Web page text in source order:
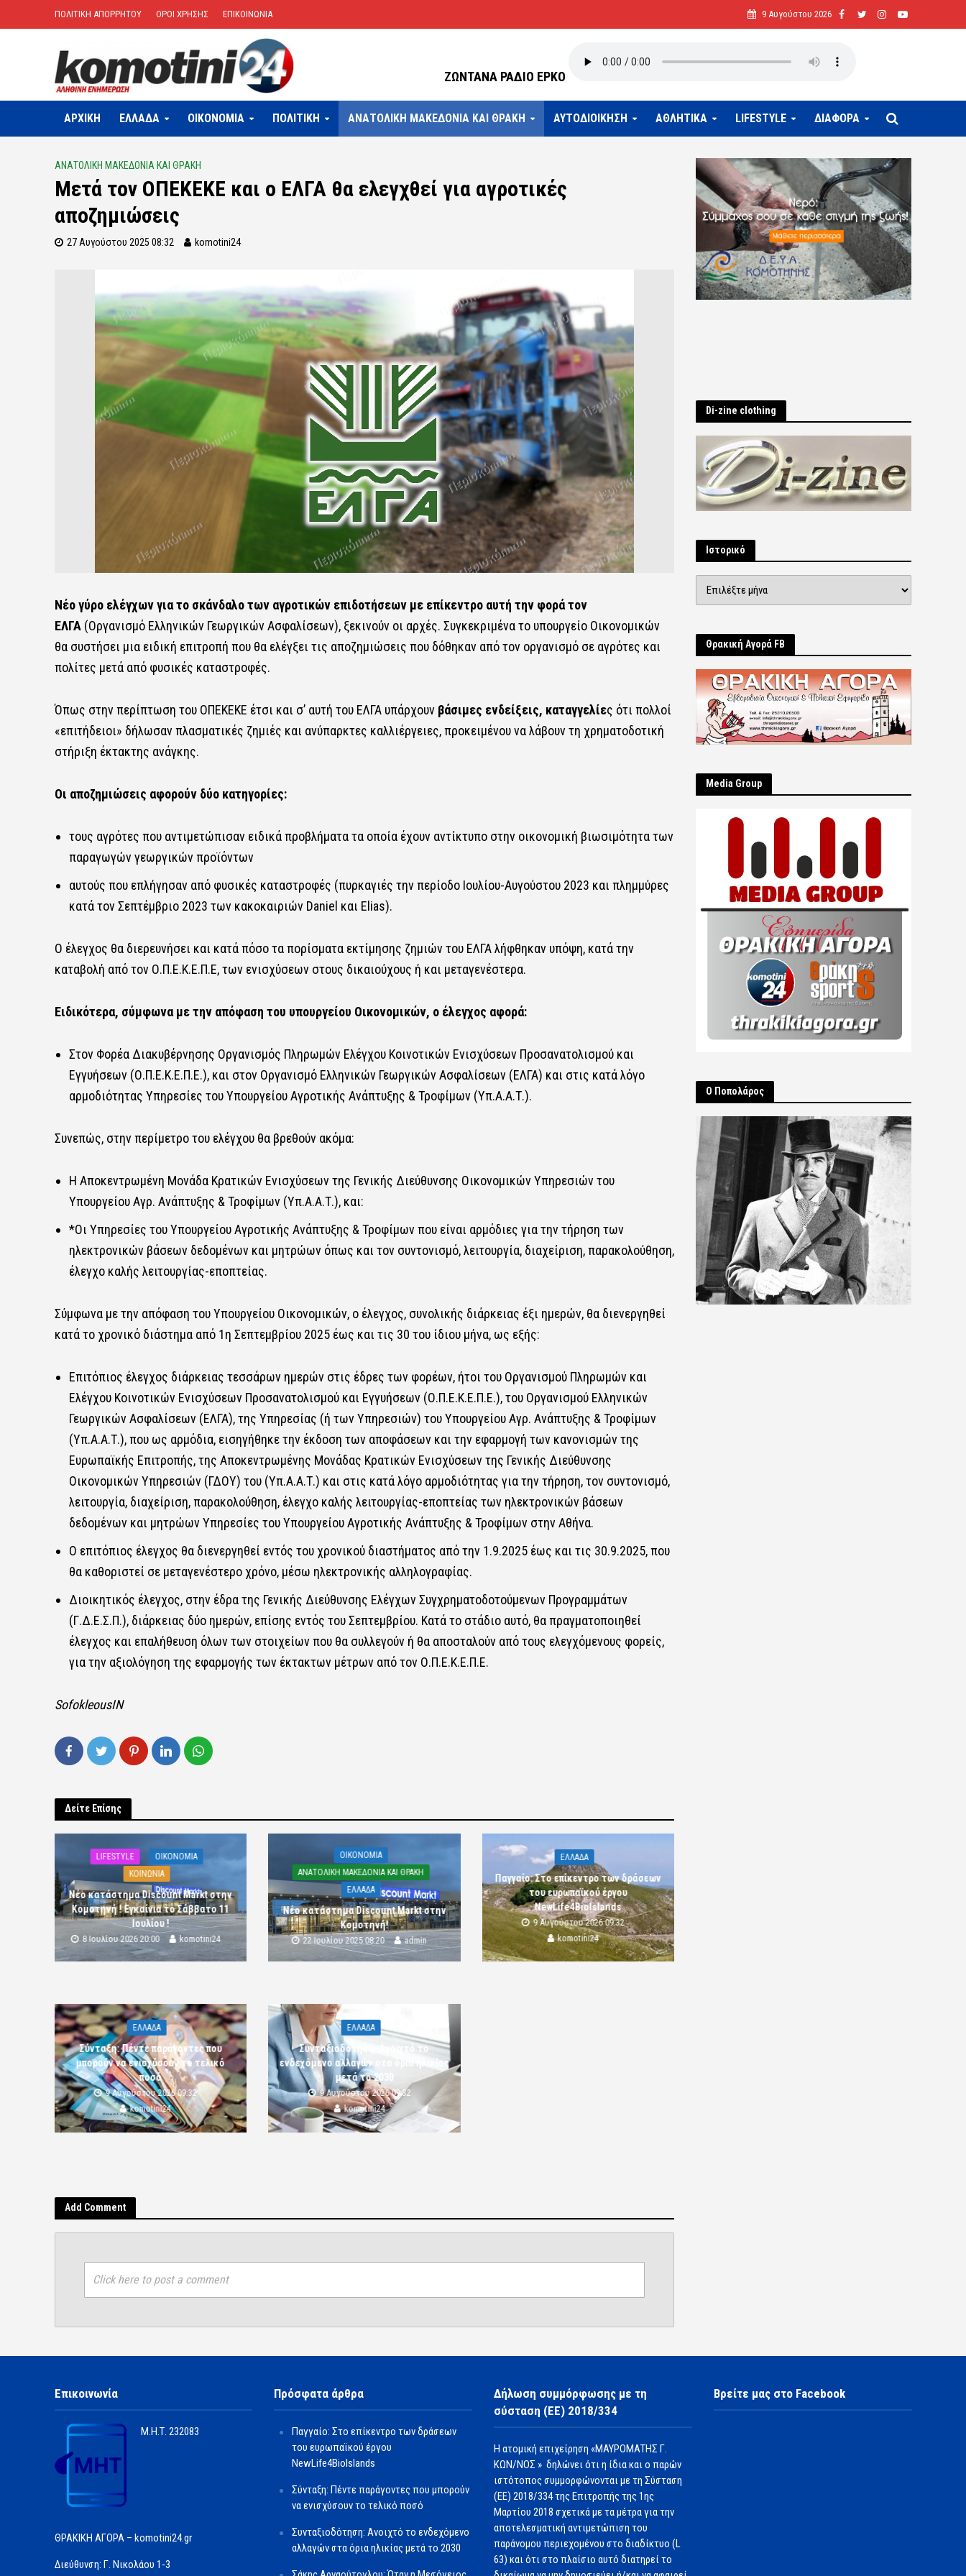
ΠΟΛΙΤΙΚΗ ΑΠΟΡΡΗΤΟΥ ΟΡΟΙ ΧΡΗΣΗΣ ΕΠΙΚΟΙΝΩΝΙΑ 9 Αυγούστου 2026
ΖΩΝΤΑΝΑ ΡΑΔΙΟ ΕΡΚΟ
ΑΡΧΙΚΗ ΕΛΛΑΔΑ OIKONOMIA ΠΟΛΙΤΙΚΗ ΑΝΑΤΟΛΙΚΗ ΜΑΚΕΔΟΝΙΑ ΚΑΙ ΘΡΑΚΗ ΑΥΤΟΔΙΟΙΚΗΣΗ ΑΘΛΗΤΙΚΑ LIFESTYLE ΔΙΑΦΟΡΑ
ΑΝΑΤΟΛΙΚΗ ΜΑΚΕΔΟΝΙΑ ΚΑΙ ΘΡΑΚΗ
Μετά τον ΟΠΕΚΕΚΕ και ο ΕΛΓΑ θα ελεγχθεί για αγροτικές
αποζημιώσεις
27 Αυγούστου 2025 08:32 komotini24
Νέο γύρο ελέγχων για το σκάνδαλο των αγροτικών επιδοτήσεων με επίκεντρο αυτή την φορά τον
ΕΛΓΑ (Οργανισμό Ελληνικών Γεωργικών Ασφαλίσεων), ξεκινούν οι αρχές. Συγκεκριμένα το υπουργείο Οικονομικών
θα συστήσει μια ειδική επιτροπή που θα ελέγξει τις αποζημιώσεις που δόθηκαν από τον οργανισμό σε αγρότες και
πολίτες μετά από φυσικές καταστροφές.
Όπως στην περίπτωση του ΟΠΕΚΕΚΕ έτσι και σ’ αυτή του ΕΛΓΑ υπάρχουν βάσιμες ενδείξεις, καταγγελίες ότι πολλοί
«επιτήδειοι» δήλωσαν πλασματικές ζημιές και ανύπαρκτες καλλιέργειες, προκειμένου να λάβουν τη χρηματοδοτική
στήριξη έκτακτης ανάγκης.
Οι αποζημιώσεις αφορούν δύο κατηγορίες:
τους αγρότες που αντιμετώπισαν ειδικά προβλήματα τα οποία έχουν αντίκτυπο στην οικονομική βιωσιμότητα των
παραγωγών γεωργικών προϊόντων
αυτούς που επλήγησαν από φυσικές καταστροφές (πυρκαγιές την περίοδο Ιουλίου-Αυγούστου 2023 και πλημμύρες
κατά τον Σεπτέμβριο 2023 των κακοκαιριών Daniel και Elias).
Ο έλεγχος θα διερευνήσει και κατά πόσο τα πορίσματα εκτίμησης ζημιών του ΕΛΓΑ λήφθηκαν υπόψη, κατά την
καταβολή από τον Ο.Π.Ε.Κ.Ε.Π.Ε, των ενισχύσεων στους δικαιούχους ή και μεταγενέστερα.
Ειδικότερα, σύμφωνα με την απόφαση του υπουργείου Οικονομικών, ο έλεγχος αφορά:
Στον Φορέα Διακυβέρνησης Οργανισμός Πληρωμών Ελέγχου Κοινοτικών Ενισχύσεων Προσανατολισμού και
Εγγυήσεων (Ο.Π.Ε.Κ.Ε.Π.Ε.), και στον Οργανισμό Ελληνικών Γεωργικών Ασφαλίσεων (ΕΛΓΑ) και στις κατά λόγο
αρμοδιότητας Υπηρεσίες του Υπουργείου Αγροτικής Ανάπτυξης & Τροφίμων (Υπ.Α.Α.Τ.).
Συνεπώς, στην περίμετρο του ελέγχου θα βρεθούν ακόμα:
Η Αποκεντρωμένη Μονάδα Κρατικών Ενισχύσεων της Γενικής Διεύθυνσης Οικονομικών Υπηρεσιών του
Υπουργείου Αγρ. Ανάπτυξης & Τροφίμων (Υπ.Α.Α.Τ.), και:
*Οι Υπηρεσίες του Υπουργείου Αγροτικής Ανάπτυξης & Τροφίμων που είναι αρμόδιες για την τήρηση των
ηλεκτρονικών βάσεων δεδομένων και μητρώων όπως και τον συντονισμό, λειτουργία, διαχείριση, παρακολούθηση,
έλεγχο καλής λειτουργίας-εποπτείας.
Σύμφωνα με την απόφαση του Υπουργείου Οικονομικών, ο έλεγχος, συνολικής διάρκειας έξι ημερών, θα διενεργηθεί
κατά το χρονικό διάστημα από 1η Σεπτεμβρίου 2025 έως και τις 30 του ίδιου μήνα, ως εξής:
Επιτόπιος έλεγχος διάρκειας τεσσάρων ημερών στις έδρες των φορέων, ήτοι του Οργανισμού Πληρωμών και
Ελέγχου Κοινοτικών Ενισχύσεων Προσανατολισμού και Εγγυήσεων (Ο.Π.Ε.Κ.Ε.Π.Ε.), του Οργανισμού Ελληνικών
Γεωργικών Ασφαλίσεων (ΕΛΓΑ), της Υπηρεσίας (ή των Υπηρεσιών) του Υπουργείου Αγρ. Ανάπτυξης & Τροφίμων
(Υπ.Α.Α.Τ.), που ως αρμόδια, εισηγήθηκε την έκδοση των αποφάσεων και την εφαρμογή των κανονισμών της
Ευρωπαϊκής Επιτροπής, της Αποκεντρωμένης Μονάδας Κρατικών Ενισχύσεων της Γενικής Διεύθυνσης
Οικονομικών Υπηρεσιών (ΓΔΟΥ) του (Υπ.Α.Α.Τ.) και στις κατά λόγο αρμοδιότητας για την τήρηση, τον συντονισμό,
λειτουργία, διαχείριση, παρακολούθηση, έλεγχο καλής λειτουργίας-εποπτείας των ηλεκτρονικών βάσεων
δεδομένων και μητρώων Υπηρεσίες του Υπουργείου Αγροτικής Ανάπτυξης & Τροφίμων στην Αθήνα.
Ο επιτόπιος έλεγχος θα διενεργηθεί εντός του χρονικού διαστήματος από την 1.9.2025 έως και τις 30.9.2025, που
θα καθοριστεί σε μεταγενέστερο χρόνο, μέσω ηλεκτρονικής αλληλογραφίας.
Διοικητικός έλεγχος, στην έδρα της Γενικής Διεύθυνσης Ελέγχων Συγχρηματοδοτούμενων Προγραμμάτων
(Γ.Δ.Ε.Σ.Π.), διάρκειας δύο ημερών, επίσης εντός του Σεπτεμβρίου. Κατά το στάδιο αυτό, θα πραγματοποιηθεί
έλεγχος και επαλήθευση όλων των στοιχείων που θα συλλεγούν ή θα αποσταλούν από τους ελεγχόμενους φορείς,
για την αξιολόγηση της εφαρμογής των έκτακτων μέτρων από τον Ο.Π.Ε.Κ.Ε.Π.Ε.
SofokleousIN
Δείτε Επίσης
LIFESTYLE
OIKONOMIA
ΚΟΙΝΩΝΙΑ
Νέο κατάστημα Discount Markt στην
Κομοτηνή ! Εγκαίνια το Σάββατο 11
Ιουλίου !
8 Ιουλίου 2026 20:00 komotini24
OIKONOMIA
ΑΝΑΤΟΛΙΚΗ ΜΑΚΕΔΟΝΙΑ ΚΑΙ ΘΡΑΚΗ
ΕΛΛΑΔΑ
Νέο κατάστημα Discount Markt στην
Κομοτηνή!
22 Ιουλίου 2025 08:20 admin
ΕΛΛΑΔΑ
Παγγαίο: Στο επίκεντρο των δράσεων
του ευρωπαϊκού έργου
NewLife4BioIslands
9 Αυγούστου 2026 09:32
komotini24
ΕΛΛΑΔΑ
Σύνταξη: Πέντε παράγοντες που
μπορούν να ενισχύσουν το τελικό
ποσό
9 Αυγούστου 2026 09:32
komotini24
ΕΛΛΑΔΑ
Συνταξιοδότηση: Ανοιχτό το
ενδεχόμενο αλλαγών στα όρια ηλικίας
μετά το 2030
9 Αυγούστου 2026 09:32
komotini24
Add Comment
Click here to post a comment
Di-zine clothing
Ιστορικό
Θρακική Αγορά FB
Μedia Group
Ο Ποπολάρος
Επικοινωνία
Μ.Η.Τ. 232083
ΘΡΑΚΙΚΗ ΑΓΟΡΑ – komotini24.gr
Διεύθυνση: Γ. Νικολάου 1-3
Πρόσφατα άρθρα
Παγγαίο: Στο επίκεντρο των δράσεων
του ευρωπαϊκού έργου
NewLife4BioIslands
Σύνταξη: Πέντε παράγοντες που μπορούν
να ενισχύσουν το τελικό ποσό
Συνταξιοδότηση: Ανοιχτό το ενδεχόμενο
αλλαγών στα όρια ηλικίας μετά το 2030
Δήλωση συμμόρφωσης με τη
σύσταση (ΕΕ) 2018/334
Η ατομική επιχείρηση «ΜΑΥΡΟΜΑΤΗΣ Γ.
ΚΩΝ/ΝΟΣ » δηλώνει ότι η ίδια και ο παρών
ιστότοπος συμμορφώνονται με τη Σύσταση
(ΕΕ) 2018/334 της Επιτροπής της 1ης
Μαρτίου 2018 σχετικά με τα μέτρα για την
αποτελεσματική αντιμετώπιση του
παράνομου περιεχομένου στο διαδίκτυο (L
63) και ότι στο πλαίσιο αυτό διατηρεί το
Βρείτε μας στο Facebook